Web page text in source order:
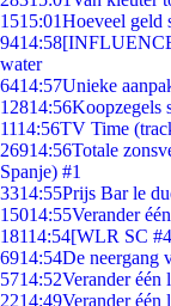
1515:01Hoeveel geld
9414:58
water
6414:57Unieke
12814:56Koopzegels
1114:56TV Time
26914:56Totale
Spanje) #1
3314:55Prijs Bar le
15014:55Verander
18114:54[WLR SC
6914:54De neergang
5714:52Verander één
2214:49Verander één